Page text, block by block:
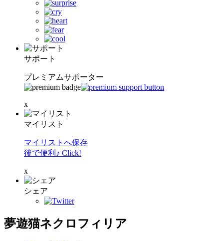
サポート
プレミアムサポーター
x
マイリスト
マイリストへ保存
後で便利♪ Click!
x
シェア
夢遊猫ネクロフィリア